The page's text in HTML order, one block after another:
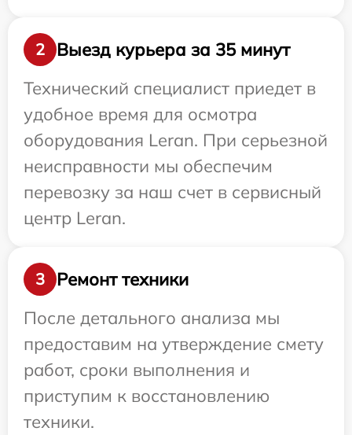
2
Выезд курьера за 35 минут
Технический специалист приедет в
удобное время для осмотра
оборудования Leran. При серьезной
неисправности мы обеспечим
перевозку за наш счет в сервисный
центр Leran.
3
Ремонт техники
После детального анализа мы
предоставим на утверждение смету
работ, сроки выполнения и
приступим к восстановлению
техники.